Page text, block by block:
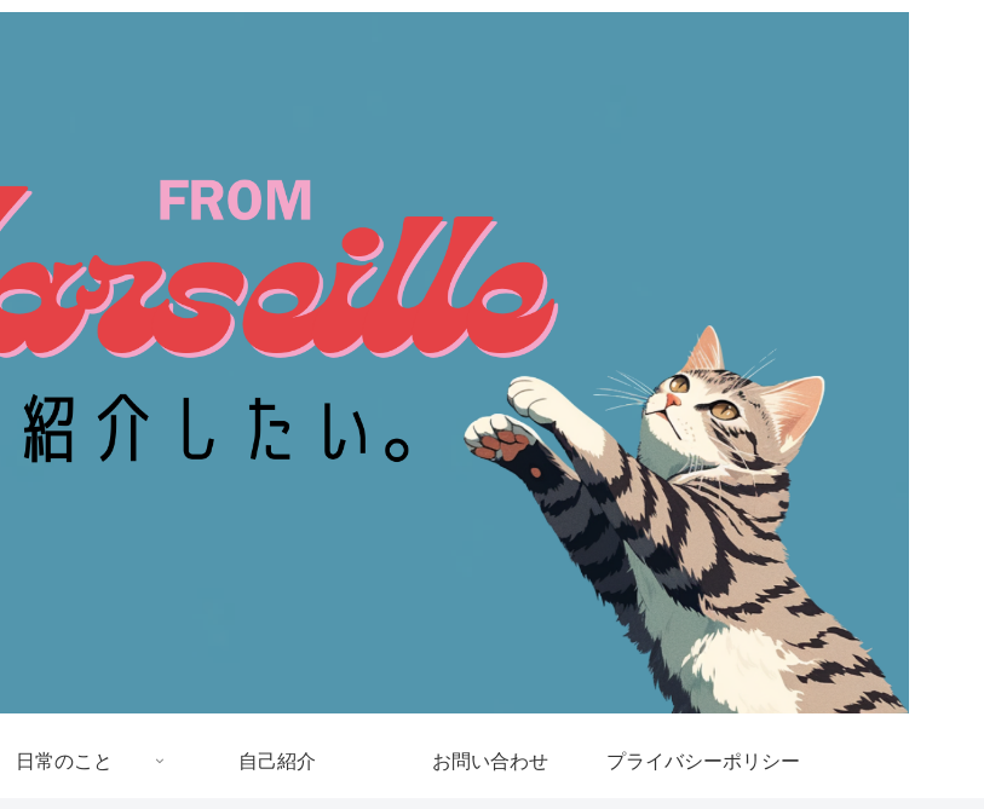
日常のこと 自己紹介 お問い合わせ プライバシーポリシー